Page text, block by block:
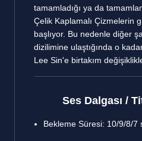
tamamladığı ya da
Çelik Kaplamalı Çizmelerin
başlıyor. Bu nedenle diğer
dizilimine ulaştığında o
Lee Sin'e birtakım
Ses Dalgası /
Bekleme Süresi: 10/9/8/7